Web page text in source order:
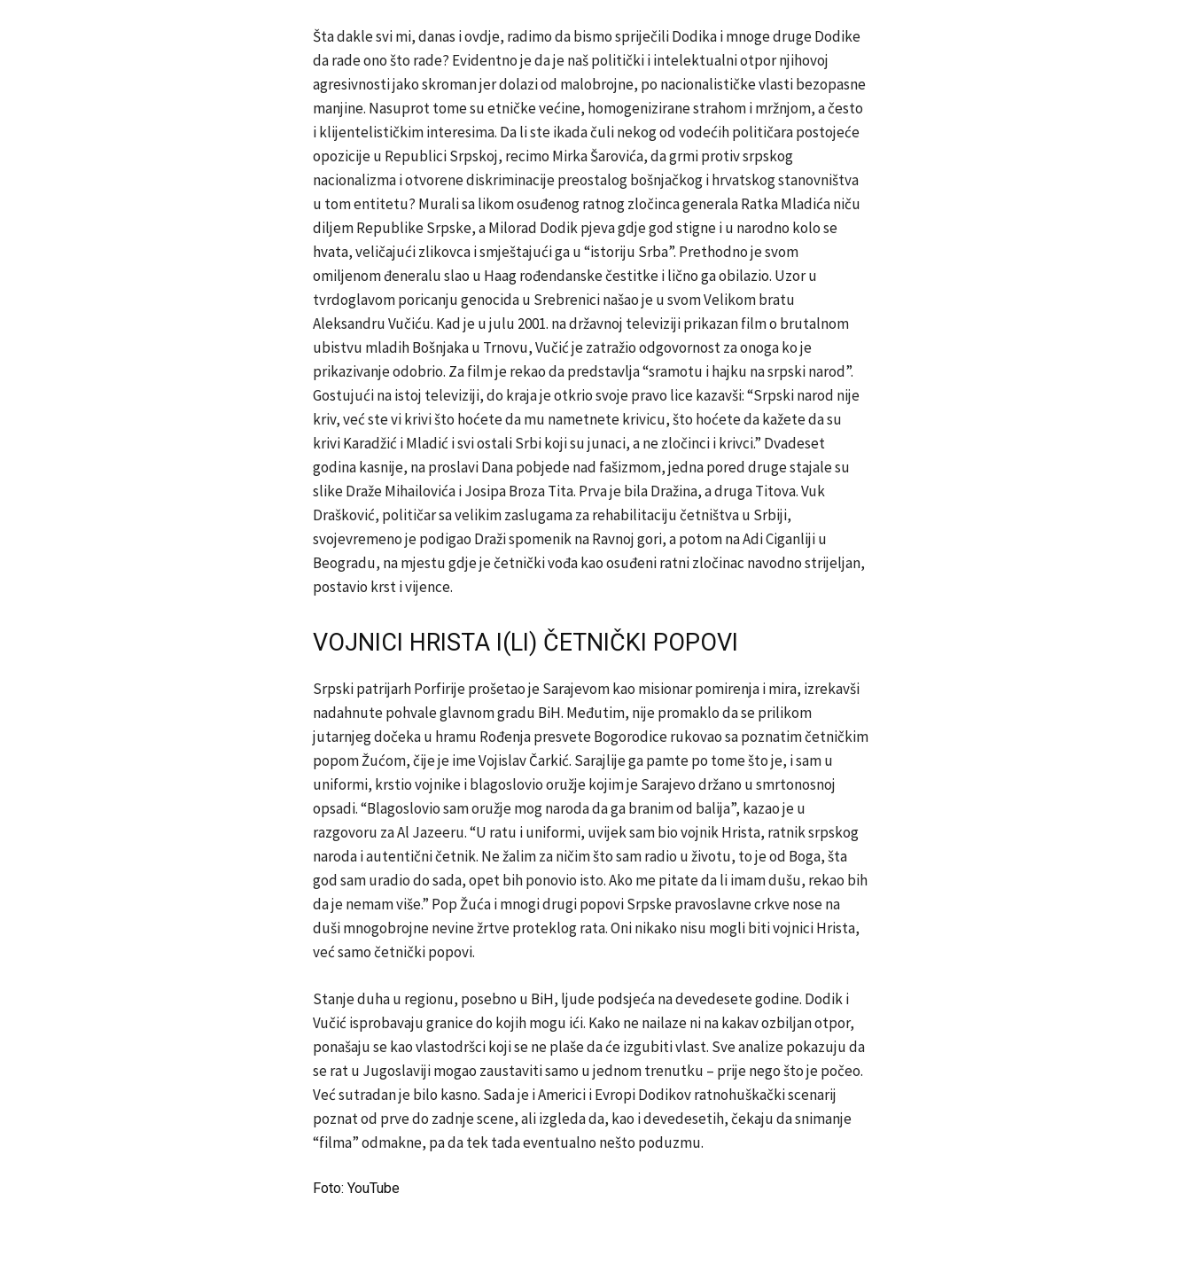
Šta dakle svi mi, danas i ovdje, radimo da bismo spriječili Dodika i mnoge druge Dodike
da rade ono što rade? Evidentno je da je naš politički i intelektualni otpor njihovoj
agresivnosti jako skroman jer dolazi od malobrojne, po nacionalističke vlasti bezopasne
manjine. Nasuprot tome su etničke većine, homogenizirane strahom i mržnjom, a često
i klijentelističkim interesima. Da li ste ikada čuli nekog od vodećih političara postojeće
opozicije u Republici Srpskoj, recimo Mirka Šarovića, da grmi protiv srpskog
nacionalizma i otvorene diskriminacije preostalog bošnjačkog i hrvatskog stanovništva
u tom entitetu? Murali sa likom osuđenog ratnog zločinca generala Ratka Mladića niču
diljem Republike Srpske, a Milorad Dodik pjeva gdje god stigne i u narodno kolo se
hvata, veličajući zlikovca i smještajući ga u “istoriju Srba”. Prethodno je svom
omiljenom đeneralu slao u Haag rođendanske čestitke i lično ga obilazio. Uzor u
tvrdoglavom poricanju genocida u Srebrenici našao je u svom Velikom bratu
Aleksandru Vučiću. Kad je u julu 2001. na državnoj televiziji prikazan film o brutalnom
ubistvu mladih Bošnjaka u Trnovu, Vučić je zatražio odgovornost za onoga ko je
prikazivanje odobrio. Za film je rekao da predstavlja “sramotu i hajku na srpski narod”.
Gostujući na istoj televiziji, do kraja je otkrio svoje pravo lice kazavši: “Srpski narod nije
kriv, već ste vi krivi što hoćete da mu nametnete krivicu, što hoćete da kažete da su
krivi Karadžić i Mladić i svi ostali Srbi koji su junaci, a ne zločinci i krivci.” Dvadeset
godina kasnije, na proslavi Dana pobjede nad fašizmom, jedna pored druge stajale su
slike Draže Mihailovića i Josipa Broza Tita. Prva je bila Dražina, a druga Titova. Vuk
Drašković, političar sa velikim zaslugama za rehabilitaciju četništva u Srbiji,
svojevremeno je podigao Draži spomenik na Ravnoj gori, a potom na Adi Ciganliji u
Beogradu, na mjestu gdje je četnički vođa kao osuđeni ratni zločinac navodno strijeljan,
postavio krst i vijence.
VOJNICI HRISTA I(LI) ČETNIČKI POPOVI
Srpski patrijarh Porfirije prošetao je Sarajevom kao misionar pomirenja i mira, izrekavši
nadahnute pohvale glavnom gradu BiH. Međutim, nije promaklo da se prilikom
jutarnjeg dočeka u hramu Rođenja presvete Bogorodice rukovao sa poznatim četničkim
popom Žućom, čije je ime Vojislav Čarkić. Sarajlije ga pamte po tome što je, i sam u
uniformi, krstio vojnike i blagoslovio oružje kojim je Sarajevo držano u smrtonosnoj
opsadi. “Blagoslovio sam oružje mog naroda da ga branim od balija”, kazao je u
razgovoru za Al Jazeeru. “U ratu i uniformi, uvijek sam bio vojnik Hrista, ratnik srpskog
naroda i autentični četnik. Ne žalim za ničim što sam radio u životu, to je od Boga, šta
god sam uradio do sada, opet bih ponovio isto. Ako me pitate da li imam dušu, rekao bih
da je nemam više.” Pop Žuća i mnogi drugi popovi Srpske pravoslavne crkve nose na
duši mnogobrojne nevine žrtve proteklog rata. Oni nikako nisu mogli biti vojnici Hrista,
već samo četnički popovi.
Stanje duha u regionu, posebno u BiH, ljude podsjeća na devedesete godine. Dodik i
Vučić isprobavaju granice do kojih mogu ići. Kako ne nailaze ni na kakav ozbiljan otpor,
ponašaju se kao vlastodršci koji se ne plaše da će izgubiti vlast. Sve analize pokazuju da
se rat u Jugoslaviji mogao zaustaviti samo u jednom trenutku – prije nego što je počeo.
Već sutradan je bilo kasno. Sada je i Americi i Evropi Dodikov ratnohuškački scenarij
poznat od prve do zadnje scene, ali izgleda da, kao i devedesetih, čekaju da snimanje
“filma” odmakne, pa da tek tada eventualno nešto poduzmu.
Foto: YouTube